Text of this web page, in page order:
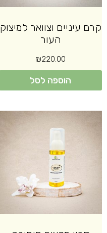
קרם עיניים וצוואר למיצוק
העור
₪220.00
הוספה לסל